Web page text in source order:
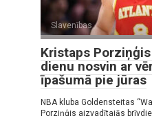
Slavenības
Kristaps
dienu nosvin ar
īpašumā pie jūras
NBA kluba Goldensteitas
Porziņģis aizvadītajās